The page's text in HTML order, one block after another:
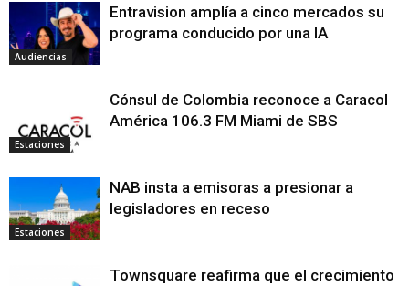
Audiencias
Entravision amplía a cinco mercados su
programa conducido por una IA
Estaciones
Cónsul de Colombia reconoce a Caracol
América 106.3 FM Miami de SBS
Estaciones
NAB insta a emisoras a presionar a
legisladores en receso
Townsquare reafirma que el crecimiento